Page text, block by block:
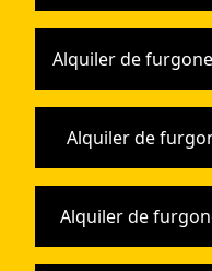
Alquiler de
Alquiler de
Alquiler de